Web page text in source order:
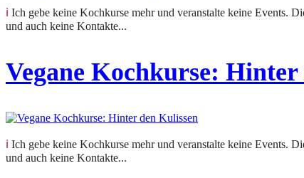
ℹ️ Ich gebe keine Kochkurse mehr und veranstalte keine Events. Dieser Beitrag hält eine vergangene Veranstaltung fest. Anfragen zu Kursen oder Terminen kann ich nicht beantworten
und auch keine Kontakte...
Vegane Kochkurse:
ℹ️ Ich gebe keine Kochkurse mehr und veranstalte keine Events. Dieser Beitrag hält eine vergangene Veranstaltung fest. Anfragen zu Kursen oder Terminen kann ich nicht beantworten
und auch keine Kontakte...